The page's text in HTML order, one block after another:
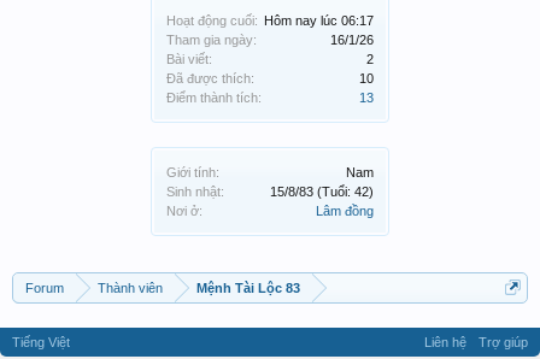
Hoạt động cuối: Hôm nay lúc 06:17
Tham gia ngày:
16/1/26
Bài viết:
2
Đã được thích:
10
Điểm thành tích:
13
Giới tính:
Nam
Sinh nhật:
15/8/83 (Tuổi: 42)
Nơi ở:
Lâm đồng
Forum Thành viên Mệnh Tài Lộc 83
Tiếng Việt Liên hệ Trợ giúp